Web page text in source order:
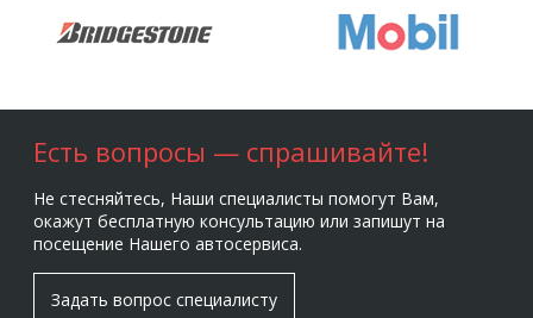
Есть вопросы — спрашивайте!
Не стесняйтесь, Наши специалисты помогут Вам,
окажут бесплатную консультацию или запишут на
посещение Нашего автосервиса.
Задать вопрос специалисту